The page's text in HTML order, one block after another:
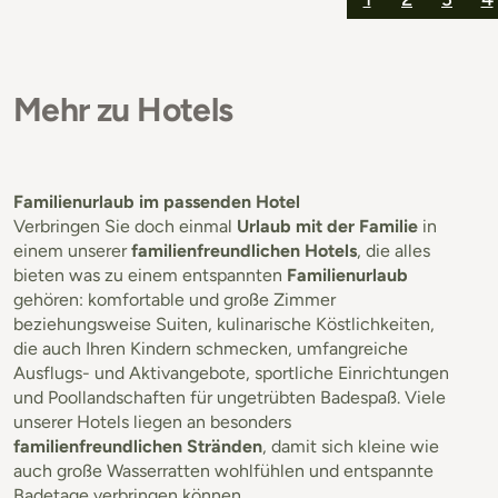
Mehr zu Hotels
Familienurlaub im passenden Hotel
Verbringen Sie doch einmal Urlaub mit der Familie in
einem unsererfamilienfreundlichen Hotels, die alles
bieten was zu einem entspannten Familienurlaub
gehören: komfortable und große Zimmer
beziehungsweise Suiten, kulinarische Köstlichkeiten,
die auch Ihren Kindern schmecken, umfangreiche
Ausflugs- und Aktivangebote, sportliche Einrichtungen
und Poollandschaften für ungetrübten Badespaß. Viele
unserer Hotels liegen an besonders
familienfreundlichen Stränden, damit sich kleine wie
auch große Wasserratten wohlfühlen und entspannte